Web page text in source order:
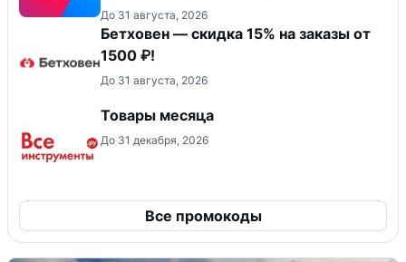
До 31 августа, 2026
Бетховен — скидка 15% на заказы от
1500 ₽!
До 31 августа, 2026
Товары месяца
До 31 декабря, 2026
Все промокоды